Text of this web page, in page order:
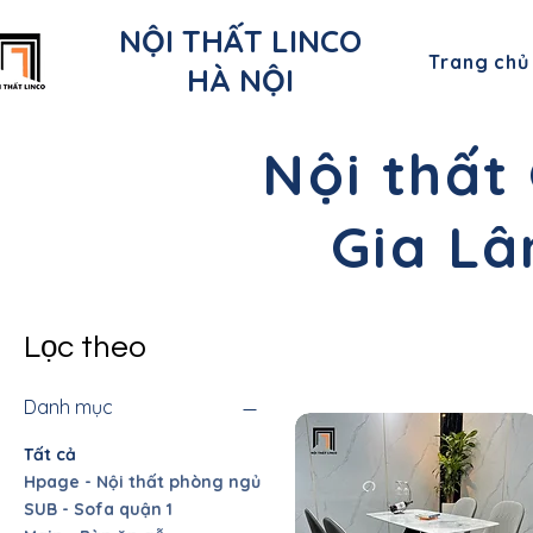
NỘI THẤT LINCO
HÀ NỘI
Trang chủ
Nội thất
Gia
Lọc theo
Danh mục
Tất cả
Hpage - Nội thất phòng ngủ
SUB - Sofa quận 1